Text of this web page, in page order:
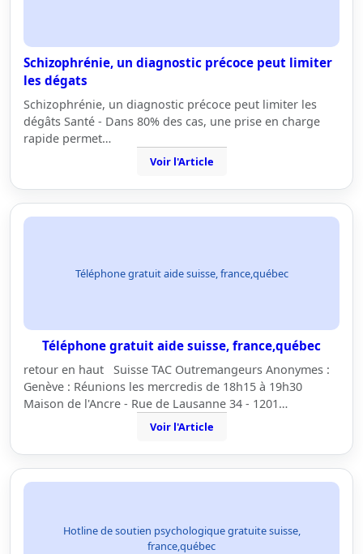
Schizophrénie, un diagnostic précoce peut limiter
les dégats
Schizophrénie, un diagnostic précoce peut limiter les
dégâts Santé - Dans 80% des cas, une prise en charge
rapide permet…
Voir l'Article
Téléphone gratuit aide suisse, france,québec
Téléphone gratuit aide suisse, france,québec
retour en haut Suisse TAC Outremangeurs Anonymes :
Genève : Réunions les mercredis de 18h15 à 19h30
Maison de l'Ancre - Rue de Lausanne 34 - 1201…
Voir l'Article
Hotline de soutien psychologique gratuite suisse,
france,québec